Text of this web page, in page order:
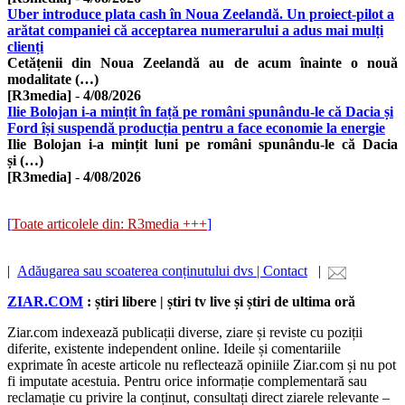
Uber introduce plata cash în Noua Zeelandă. Un proiect-pilot a
arătat companiei că acceptarea numerarului a adus mai mulți
clienți
Cetățenii din Noua Zeelandă au de acum înainte o nouă
modalitate (…)
[R3media] - 4/08/2026
Ilie Bolojan i-a mințit în față pe români spunându-le că Dacia și
Ford își suspendă producția pentru a face economie la energie
Ilie Bolojan i-a mințit luni pe români spunându-le că Dacia
și (…)
[R3media] - 4/08/2026
[Toate articolele din: R3media +++]
| Adăugarea sau scoaterea conținutului dvs | Contact |
ZIAR.COM : știri libere | știri tv live și știri de ultima oră
Ziar.com indexează publicații diverse, ziare și reviste cu poziții
diferite, existente independent online. Ideile și comentariile
exprimate în aceste articole nu reflectează opiniile Ziar.com și nu pot
fi imputate acestuia. Pentru orice informație complementară sau
reclamație cu privire la conținut, consultați direct ziarele relevante –